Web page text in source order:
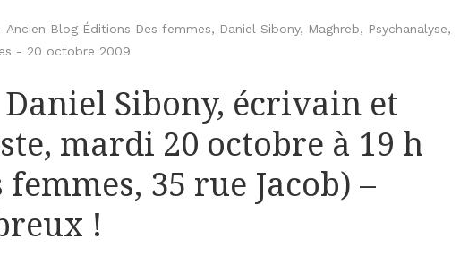
Ancien Blog Éditions Des femmes, Daniel Sibony, Maghreb, Psychanalyse,
- 20 octobre 2009
Daniel Sibony, écrivain et
mardi 20 octobre à 19 h
femmes, 35 rue Jacob) –
!